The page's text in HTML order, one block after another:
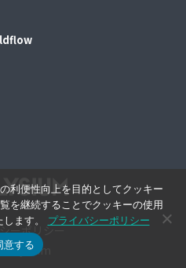
ーポリシー
Elysium
利便性向上を目的としてクッキー
を継続することでクッキーの使用
ます。 プライバシーポリシー
意する